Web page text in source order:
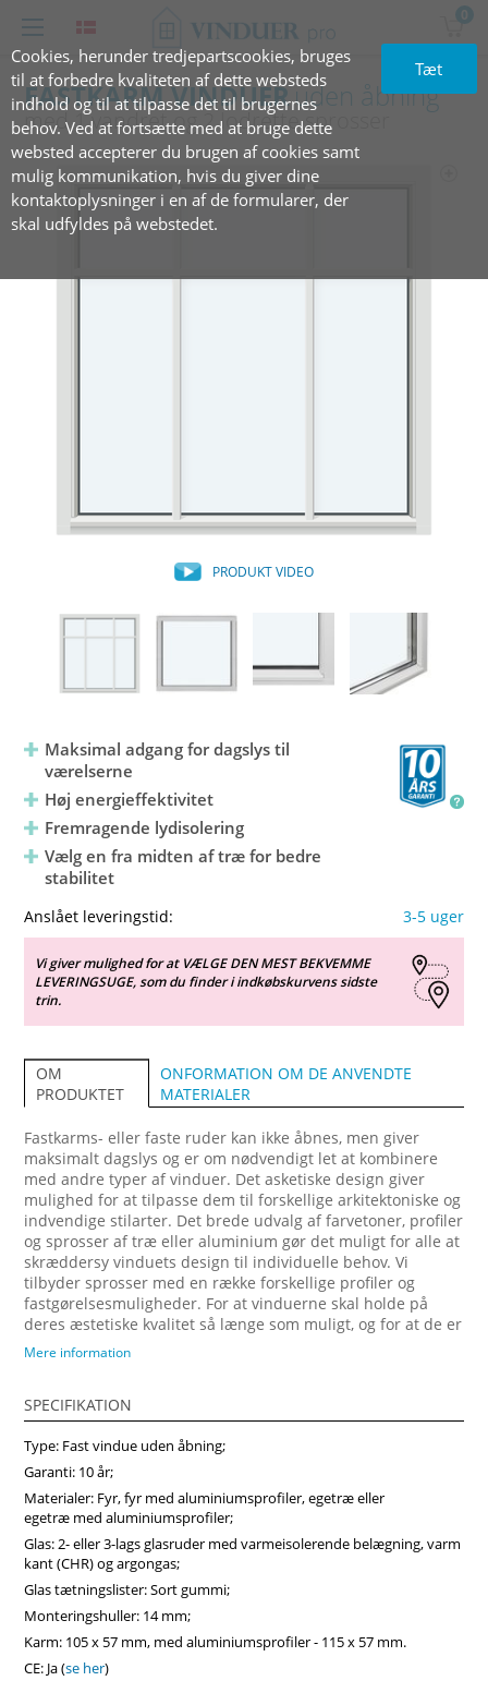
Cookies, herunder tredjepartscookies, bruges
til at forbedre kvaliteten af dette websteds
indhold og til at tilpasse det til brugernes
behov. Ved at fortsætte med at bruge dette
websted accepterer du brugen af cookies samt
mulig kommunikation, hvis du giver dine
kontaktoplysninger i en af de formularer, der
skal udfyldes på webstedet.
Tæt
0
FASTKARM VINDUERuden åbning
med 1 vandret og 2 lodrette sprosser
PRODUKT VIDEO
Maksimal adgang for dagslys til
værelserne
Høj energieffektivitet
Fremragende lydisolering
Vælg en fra midten af træ for bedre
stabilitet
Anslået leveringstid: 3-5 uger
Vi giver mulighed for at VÆLGE DEN MEST BEKVEMME
LEVERINGSUGE, som du finder i indkøbskurvens sidste
trin.
OM
PRODUKTET
ONFORMATION OM DE ANVENDTE
MATERIALER
Fastkarms- eller faste ruder kan ikke åbnes, men giver
maksimalt dagslys og er om nødvendigt let at kombinere
med andre typer af vinduer. Det asketiske design giver
mulighed for at tilpasse dem til forskellige arkitektoniske og
indvendige stilarter. Det brede udvalg af farvetoner, profiler
og sprosser af træ eller aluminium gør det muligt for alle at
skræddersy vinduets design til individuelle behov. Vi
tilbyder sprosser med en række forskellige profiler og
fastgørelsesmuligheder. For at vinduerne skal holde på
deres æstetiske kvalitet så længe som muligt, og for at de er
mere brugbareunder vanskelige klimatiske forhold,
vores danskproducerede trævinduer og døre, perfekt
designet til at forbedre æstetikken og energieffektiviteten i
dit hjem. Vi anbefaler at vælge vores produkter fra midten
af træ, som vil sikre større produktstabilitet, holdbarhed og
i høj grad forlænge produktets levetid. Køb vinduer i
Vinduerpro onlinebutik til billige priser. Vi sikrer høj
fastkarm vindue kvalitet og hurtig levering.
Mere information
SPECIFIKATION
Type: Fast vindue uden åbning;
Garanti: 10 år;
Materialer: Fyr, fyr med aluminiumsprofiler, egetræ eller
egetræ med aluminiumsprofiler;
Glas: 2- eller 3-lags glasruder med varmeisolerende belægning, varm
kant (CHR) og argongas;
Glas tætningslister: Sort gummi;
Monteringshuller: 14 mm;
Karm: 105 x 57 mm, med aluminiumsprofiler - 115 x 57 mm.
CE: Ja (se her)